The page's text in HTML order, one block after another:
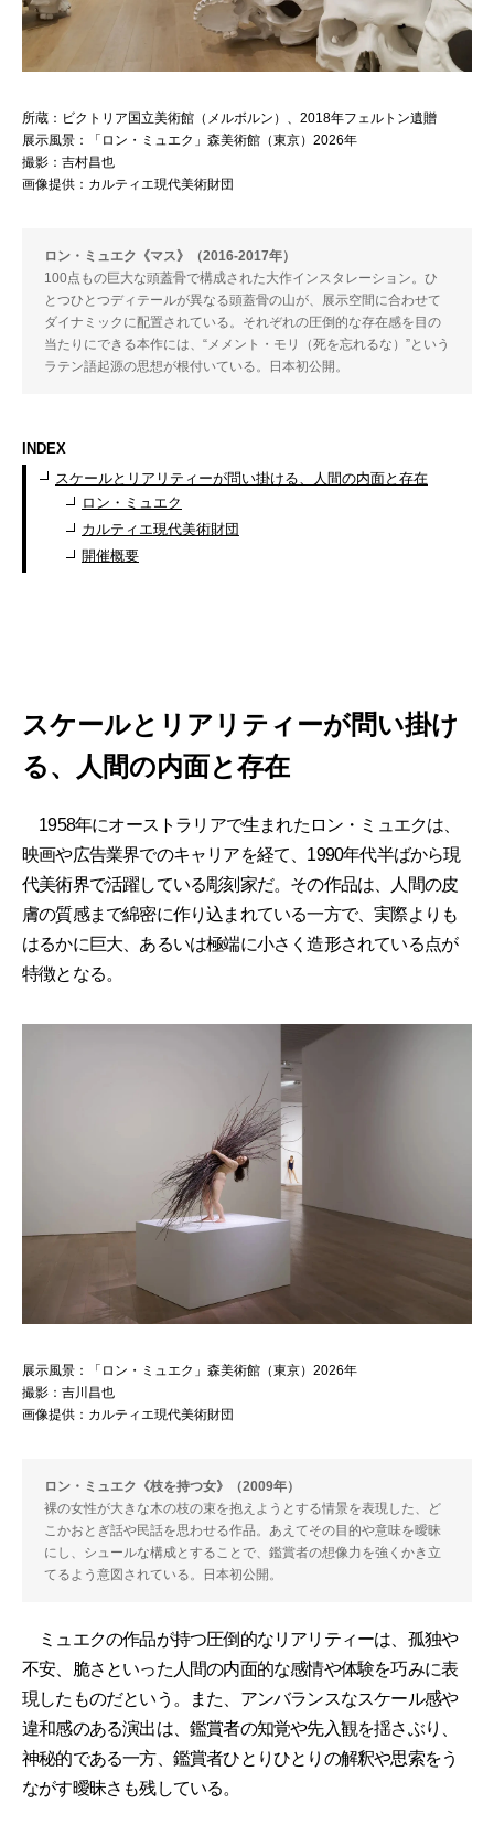
所蔵：ビクトリア国立美術館（メルボルン）、2018年フェルトン遺贈
展示風景：「ロン・ミュエク」森美術館（東京）2026年
撮影：吉村昌也
画像提供：カルティエ現代美術財団
ロン・ミュエク《マス》（2016-2017年）
100点もの巨大な頭蓋骨で構成された大作インスタレーション。ひ
とつひとつディテールが異なる頭蓋骨の山が、展示空間に合わせて
ダイナミックに配置されている。それぞれの圧倒的な存在感を目の
当たりにできる本作には、“メメント・モリ（死を忘れるな）”という
ラテン語起源の思想が根付いている。日本初公開。
INDEX
スケールとリアリティーが問い掛ける、人間の内面と存在
ロン・ミュエク
カルティエ現代美術財団
開催概要
スケールとリアリティーが問い掛け
る、人間の内面と存在
1958年にオーストラリアで生まれたロン・ミュエクは、
映画や広告業界でのキャリアを経て、1990年代半ばから現
代美術界で活躍している彫刻家だ。その作品は、人間の皮
膚の質感まで綿密に作り込まれている一方で、実際よりも
はるかに巨大、あるいは極端に小さく造形されている点が
特徴となる。
展示風景：「ロン・ミュエク」森美術館（東京）2026年
撮影：吉川昌也
画像提供：カルティエ現代美術財団
ロン・ミュエク《枝を持つ女》（2009年）
裸の女性が大きな木の枝の束を抱えようとする情景を表現した、ど
こかおとぎ話や民話を思わせる作品。あえてその目的や意味を曖昧
にし、シュールな構成とすることで、鑑賞者の想像力を強くかき立
てるよう意図されている。日本初公開。
ミュエクの作品が持つ圧倒的なリアリティーは、孤独や
不安、脆さといった人間の内面的な感情や体験を巧みに表
現したものだという。また、アンバランスなスケール感や
違和感のある演出は、鑑賞者の知覚や先入観を揺さぶり、
神秘的である一方、鑑賞者ひとりひとりの解釈や思索をう
ながす曖昧さも残している。